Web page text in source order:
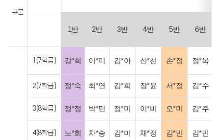
표입니다.
구분
1반 2반 3반 4반 5반 6반
1(7학급) 강*희 이*미 김*아 신*선 손*정 정*옥
2(7학급) 정*숙 최*연 김*희 장*윤 서*정 김*수
3(8학급) 정*정 박*민 정*미 이*비 오*미 김*주
4(8학급) 노*희 차*승 김*미 채*정 김*민 김*민